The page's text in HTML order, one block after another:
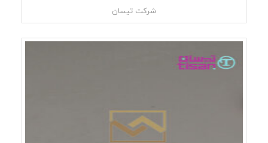
شرکت تیسان